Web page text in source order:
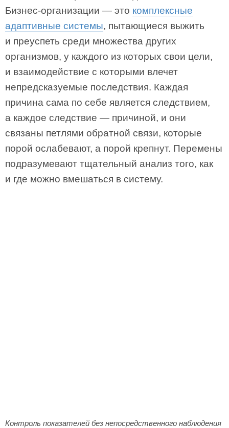
Бизнес-организации — это комплексные
адаптивные системы, пытающиеся выжить
и преуспеть среди множества других
организмов, у каждого из которых свои цели,
и взаимодействие с которыми влечет
непредсказуемые последствия. Каждая
причина сама по себе является следствием,
а каждое следствие — причиной, и они
связаны петлями обратной связи, которые
порой ослабевают, а порой крепнут. Перемены
подразумевают тщательный анализ того, как
и где можно вмешаться в систему.
Контроль показателей без непосредственного наблюдения